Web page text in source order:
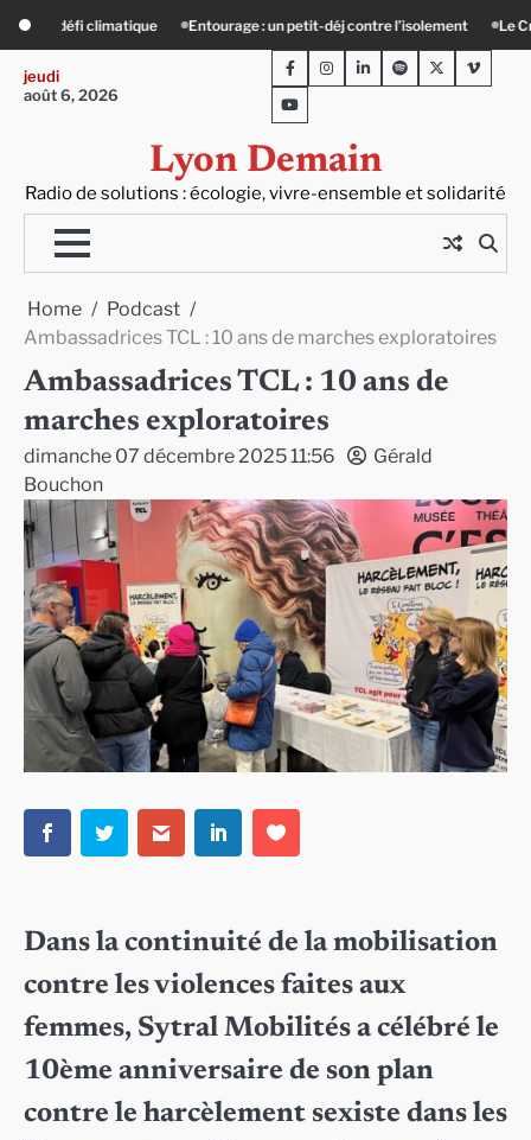
content
l’isolement Le Crépin de Lyon (Maison Baudière) : l’histoire vivante du cuir
jeudi
août 6, 2026
Lyon Demain
Radio de solutions : écologie, vivre-ensemble et solidarité
FacebookInstagram
LinkedInSpotifyTwitterViméo
Youtube
Home
Podcast
Ambassadrices TCL : 10 ans de marches exploratoires
Ambassadrices TCL : 10 ans de
marches exploratoires
dimanche 07 décembre 2025 11:56
Gérald
Bouchon
Dans la continuité de la mobilisation
contre les violences faites aux
femmes, Sytral Mobilités a célébré le
10ème anniversaire de son plan
contre le harcèlement sexiste dans les